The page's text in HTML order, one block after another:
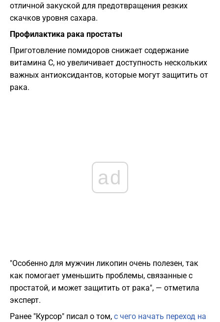
отличной закуской для предотвращения резких
скачков уровня сахара.
Профилактика рака простаты
Приготовление помидоров снижает содержание
витамина С, но увеличивает доступность нескольких
важных антиоксидантов, которые могут защитить от
рака.
ad
"Особенно для мужчин ликопин очень полезен, так
как помогает уменьшить проблемы, связанные с
простатой, и может защитить от рака", — отметила
эксперт.
Ранее "Курсор" писал о том, с чего начать переход на